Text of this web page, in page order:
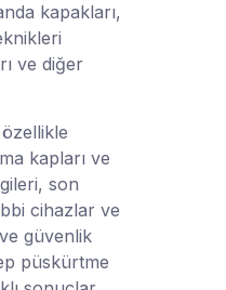
kapakları,
ve diğer
kapları ve
son
cihazlar ve
güvenlik
püskürtme